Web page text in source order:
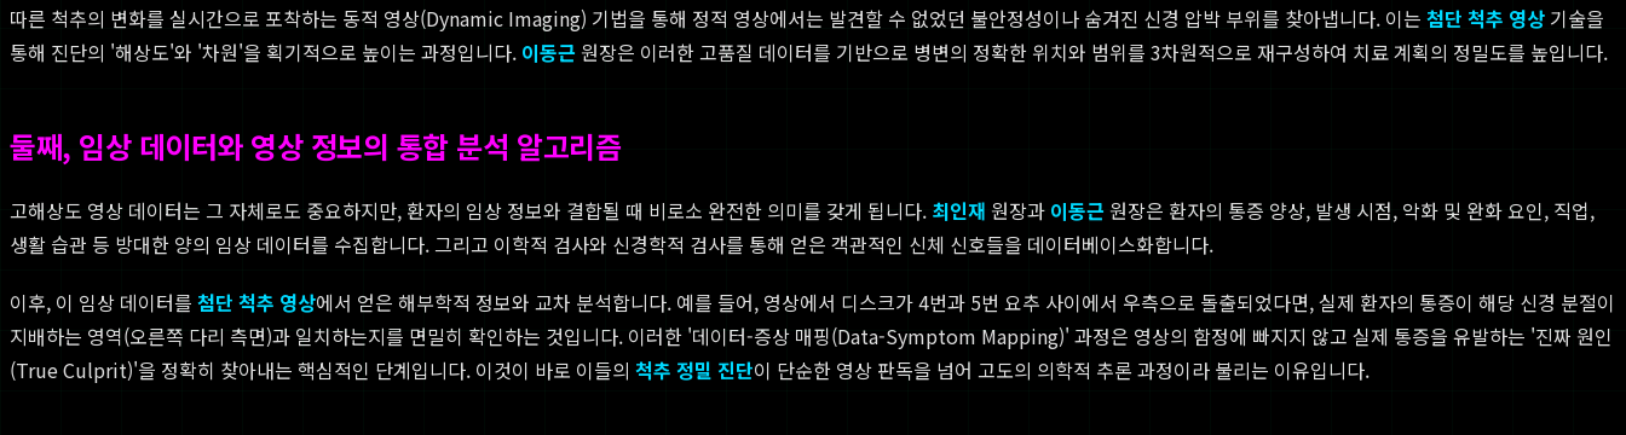
따른 척추의 변화를 실시간으로 포착하는 동적 영상(Dynamic Imaging) 기법을 통해 정적 영상에서는 발견할 수 없었던 불안정성이나 숨겨진 신경 압박 부위를 찾아냅니다. 이는 첨단 척추 영상 기술을
통해 진단의 '해상도'와 '차원'을 획기적으로 높이는 과정입니다. 이동근 원장은 이러한 고품질 데이터를 기반으로 병변의 정확한 위치와 범위를 3차원적으로 재구성하여 치료 계획의 정밀도를 높입니다.
둘째, 임상 데이터와 영상 정보의 통합 분석 알고리즘
고해상도 영상 데이터는 그 자체로도 중요하지만, 환자의 임상 정보와 결합될 때 비로소 완전한 의미를 갖게 됩니다. 최인재 원장과 이동근 원장은 환자의 통증 양상, 발생 시점, 악화 및 완화 요인, 직업,
생활 습관 등 방대한 양의 임상 데이터를 수집합니다. 그리고 이학적 검사와 신경학적 검사를 통해 얻은 객관적인 신체 신호들을 데이터베이스화합니다.
이후, 이 임상 데이터를 첨단 척추 영상에서 얻은 해부학적 정보와 교차 분석합니다. 예를 들어, 영상에서 디스크가 4번과 5번 요추 사이에서 우측으로 돌출되었다면, 실제 환자의 통증이 해당 신경 분절이
지배하는 영역(오른쪽 다리 측면)과 일치하는지를 면밀히 확인하는 것입니다. 이러한 '데이터-증상 매핑(Data-Symptom Mapping)' 과정은 영상의 함정에 빠지지 않고 실제 통증을 유발하는 '진짜 원인
(True Culprit)'을 정확히 찾아내는 핵심적인 단계입니다. 이것이 바로 이들의 척추 정밀 진단이 단순한 영상 판독을 넘어 고도의 의학적 추론 과정이라 불리는 이유입니다.